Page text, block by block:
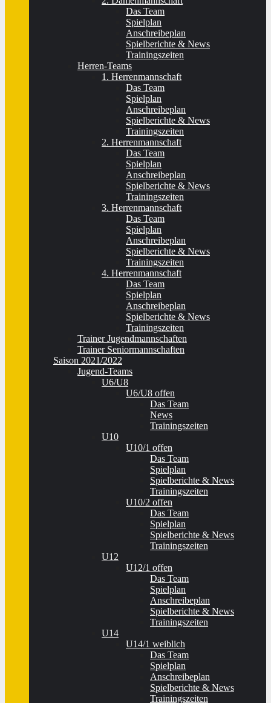
Das Team
Spielplan
Anschreibeplan
Spielberichte & News
Trainingszeiten
Herren-Teams
1. Herrenmannschaft
Das Team
Spielplan
Anschreibeplan
Spielberichte & News
Trainingszeiten
2. Herrenmannschaft
Das Team
Spielplan
Anschreibeplan
Spielberichte & News
Trainingszeiten
3. Herrenmannschaft
Das Team
Spielplan
Anschreibeplan
Spielberichte & News
Trainingszeiten
4. Herrenmannschaft
Das Team
Spielplan
Anschreibeplan
Spielberichte & News
Trainingszeiten
Trainer Jugendmannschaften
Trainer Seniormannschaften
Saison 2021/2022
Jugend-Teams
U6/U8
U6/U8 offen
Das Team
News
Trainingszeiten
U10
U10/1 offen
Das Team
Spielplan
Spielberichte & News
Trainingszeiten
U10/2 offen
Das Team
Spielplan
Spielberichte & News
Trainingszeiten
U12
U12/1 offen
Das Team
Spielplan
Anschreibeplan
Spielberichte & News
Trainingszeiten
U14
U14/1 weiblich
Das Team
Spielplan
Anschreibeplan
Spielberichte & News
Trainingszeiten